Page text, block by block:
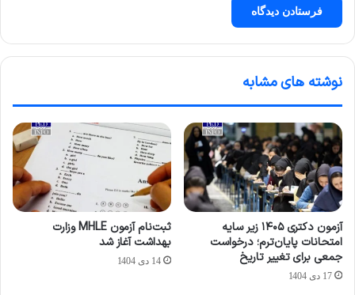
نوشته های مشابه
آزمون دکتری ۱۴۰۵ زیر سایه
امتحانات پایان‌ترم؛ درخواست
جمعی برای تغییر تاریخ
17 دی 1404
ثبت‌نام آزمون MHLE وزارت
بهداشت آغاز شد
14 دی 1404